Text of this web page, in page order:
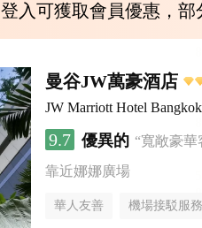
登入可獲取會員優惠，
曼谷JW萬豪酒店
JW Marriott Hotel Bangkok
9.7 優異的 “寬敞豪
靠近娜娜廣場
華人友善 機場接駁服務